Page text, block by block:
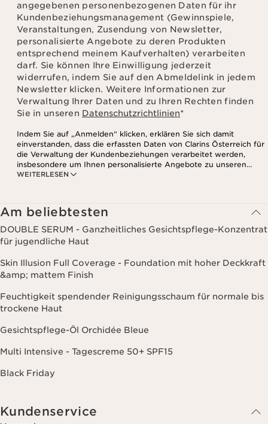
angegebenen personenbezogenen Daten für ihr
Kundenbeziehungsmanagement (Gewinnspiele,
Veranstaltungen, Zusendung von Newsletter,
personalisierte Angebote zu deren Produkten
entsprechend meinem Kaufverhalten) verarbeiten
darf. Sie können Ihre Einwilligung jederzeit
widerrufen, indem Sie auf den Abmeldelink in jedem
Newsletter klicken. Weitere Informationen zur
Verwaltung Ihrer Daten und zu Ihren Rechten finden
Sie in unseren Datenschutzrichtlinien*
WEITERLESEN
Indem Sie auf „Anmelden“ klicken, erklären Sie sich damit
einverstanden, dass die erfassten Daten von Clarins Österreich für
die Verwaltung der Kundenbeziehungen verarbeitet werden,
insbesondere um Ihnen personalisierte Angebote zu unseren
Produkten und Dienstleistungen entsprechend Ihrem
Websites Dritter, sowie für analytische Zwecke.
Am beliebtesten
DOUBLE SERUM - Ganzheitliches Gesichtspflege-Konzentrat
für jugendliche Haut
Skin Illusion Full Coverage - Foundation mit hoher Deckkraft
&amp; mattem Finish
Feuchtigkeit spendender Reinigungsschaum für normale bis
trockene Haut
Gesichtspflege-Öl Orchidée Bleue
Multi Intensive - Tagescreme 50+ SPF15
Black Friday
Kundenservice